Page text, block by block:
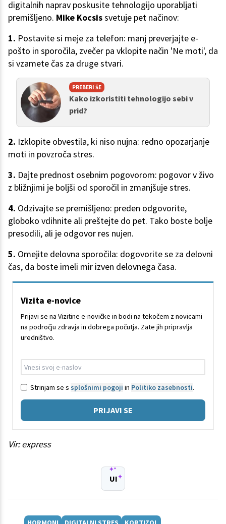
digitalnih naprav poskusite tehnologijo uporabljati
premišljeno. Mike Kocsissvetuje pet načinov:
1. Postavite si meje za telefon: manj preverjajte e-
pošto in sporočila, zvečer pa vklopite način 'Ne moti', da
si vzamete čas za druge stvari.
PREBERI ŠE
Kako izkoristiti tehnologijo sebi v
prid?
2. Izklopite obvestila, ki niso nujna: redno opozarjanje
moti in povzroča stres.
3. Dajte prednost osebnim pogovorom: pogovor v živo
z bližnjimi je boljši od sporočil in zmanjšuje stres.
4. Odzivajte se premišljeno: preden odgovorite,
globoko vdihnite ali preštejte do pet. Tako boste bolje
presodili, ali je odgovor res nujen.
5. Omejite delovna sporočila: dogovorite se za delovni
čas, da boste imeli mir izven delovnega časa.
Vizita e-novice
Prijavi se na Vizitine e-novičke in bodi na tekočem z novicami
na področju zdravja in dobrega počutja. Zate jih pripravlja
uredništvo.
Strinjam se s splošnimi pogoji in Politiko zasebnosti.
PRIJAVI SE
Vir: express
UI